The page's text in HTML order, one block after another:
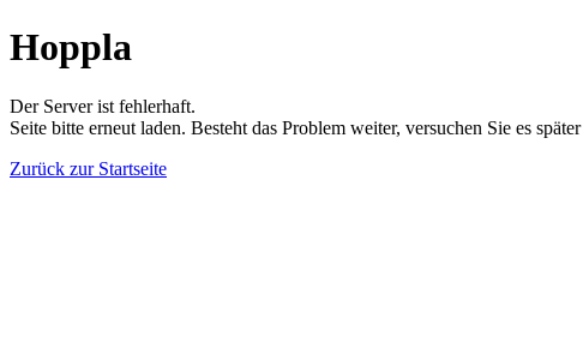
Hoppla
Der Server ist fehlerhaft.
Seite bitte erneut laden. Besteht das Problem weiter, versuchen Sie es
Zurück zur Startseite